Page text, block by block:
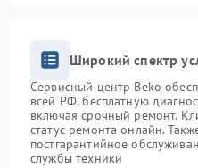
Широкий спектр
Сервисный центр Beko
всей РФ, бесплатную
включая срочный ремонт.
статус ремонта онлайн.
постгарантийное
службы техники